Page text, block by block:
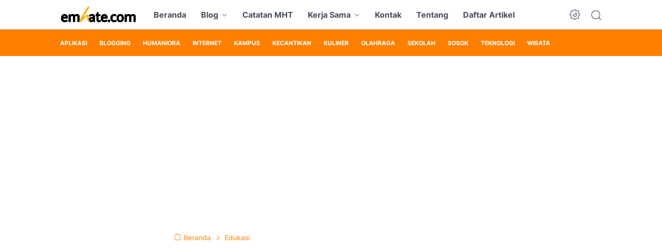
Beranda Blog Catatan MHT Kerja Sama Kontak Tentang Daftar Artikel
APLIKASI BLOGGING HUMANIORA INTERNET KAMPUS KECANTIKAN KULINER OLAHRAGA SEKOLAH SOSOK TEKNOLOGI WISATA
Beranda Edukasi